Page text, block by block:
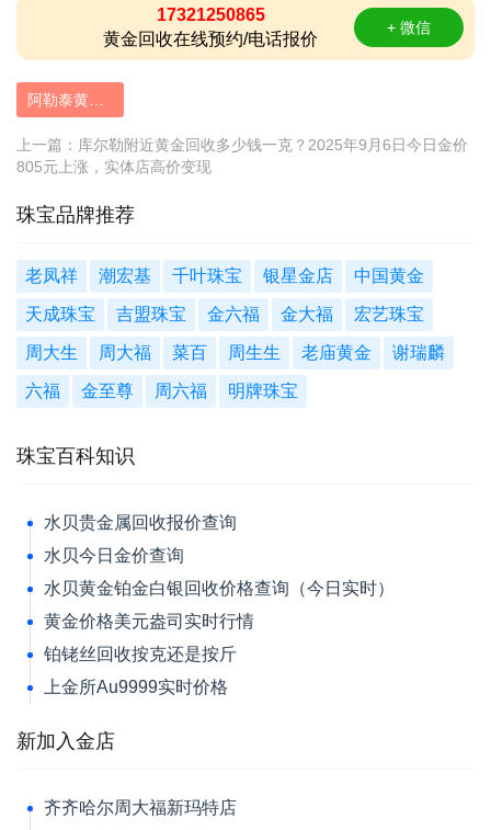
17321250865
黄金回收在线预约/电话报价
+ 微信
上一篇： 库尔勒附近黄金回收多少钱一克？2025年9月6日今日金价
805元上涨，实体店高价变现
珠宝品牌推荐
老凤祥 潮宏基 千叶珠宝 银星金店 中国黄金
天成珠宝 吉盟珠宝 金六福 金大福 宏艺珠宝
周大生 周大福 菜百 周生生 老庙黄金 谢瑞麟
六福 金至尊 周六福 明牌珠宝
珠宝百科知识
水贝贵金属回收报价查询
水贝今日金价查询
水贝黄金铂金白银回收价格查询（今日实时）
黄金价格美元盎司实时行情
铂铑丝回收按克还是按斤
上金所Au9999实时价格
新加入金店
齐齐哈尔周大福新玛特店